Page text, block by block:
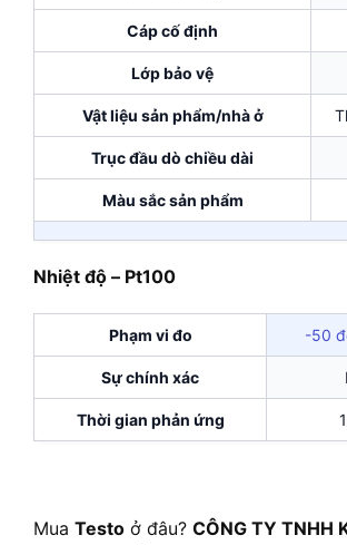
Cáp cố định
Lớp bảo vệ
Vật liệu sản phẩm/nhà ở
Trục đầu dò chiều dài
Màu sắc sản phẩm
Nhiệt độ – Pt100
Phạm vi đo -50
Sự chính xác
Thời gian phản ứng
Mua Testo ở đâu? CÔNG TY TNHH